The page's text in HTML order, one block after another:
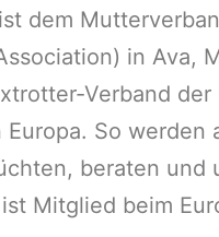
dem
in Ava,
Verband der
So werden
beraten und
Mitglied beim